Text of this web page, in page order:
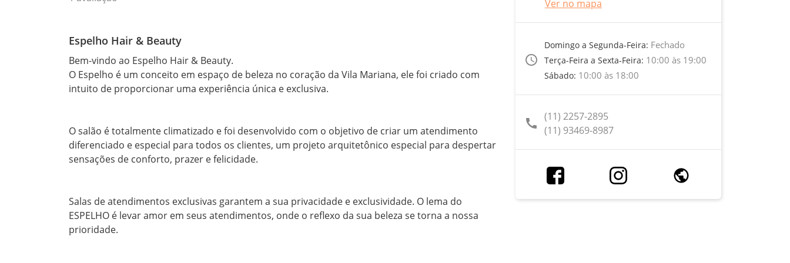
Espelho Hair & Beauty
Bem-vindo ao Espelho Hair & Beauty.
O Espelho é um conceito em espaço de beleza no coração da Vila Mariana, ele foi criado com
intuito de proporcionar uma experiência única e exclusiva.
O salão é totalmente climatizado e foi desenvolvido com o objetivo de criar um atendimento
diferenciado e especial para todos os clientes, um projeto arquitetônico especial para despertar
sensações de conforto, prazer e felicidade.
Salas de atendimentos exclusivas garantem a sua privacidade e exclusividade. O lema do
ESPELHO é levar amor em seus atendimentos, onde o reflexo da sua beleza se torna a nossa
prioridade.
Ver no mapa
access_time
Domingo a Segunda-Feira: Fechado
Terça-Feira a Sexta-Feira: 10:00 às 19:00
Sábado: 10:00 às 18:00
call (11) 2257-2895
(11) 93469-8987